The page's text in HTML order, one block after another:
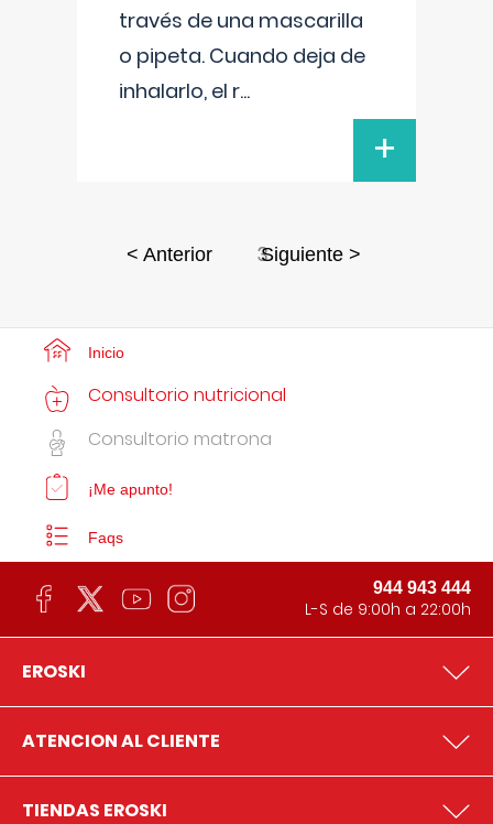
través de una mascarilla
o pipeta. Cuando deja de
inhalarlo, el r...
+
< Anterior 3Siguiente >
Inicio
Consultorio nutricional
Consultorio matrona
¡Me apunto!
Faqs
944 943 444
L-S de 9:00h a 22:00h
EROSKI
ATENCION AL CLIENTE
TIENDAS EROSKI